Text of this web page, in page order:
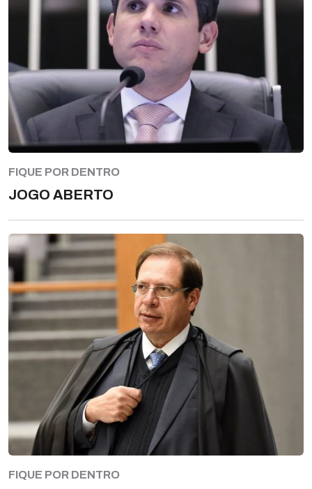
FIQUE POR DENTRO
JOGO ABERTO
FIQUE POR DENTRO